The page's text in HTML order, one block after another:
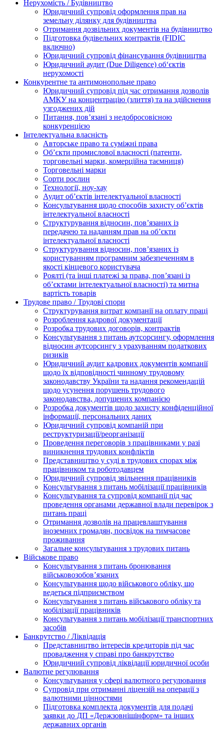
Нерухомість / Будівництво
Юридичний супровід оформлення прав на
земельну ділянку для будівництва
Отримання дозвільних документів на будівництво
Підготовка будівельних контрактів (FIDIC
включно)
Юридичний супровід фінансування будівництва
Юридичний аудит (Due Diligence) об‘єктів
нерухомості
Конкурентне та антимонопольне право
Юридичний супровід під час отримання дозволів
АМКУ на концентрацію (злиття) та на здійснення
узгоджених дій
Питання, пов’язані з недобросовісною
конкуренцією
Інтелектуальна власність
Авторське право та суміжні права
Oб’єкти промислової власності (патенти,
торговельні марки, комерційна таємниця)
Торговельні марки
Сорти рослин
Технології, ноу-хау
Аудит об’єктів інтелектуальної власності
Консультування щодо способів захисту об’єктів
інтелектуальної власності
Структурування відносин, пов’язаних із
передачею та наданням прав на об’єкти
інтелектуальної власності
Структурування відносин, пов’язаних із
користуванням програмним забезпеченням в
якості кінцевого користувача
Роялті (та інші платежі за права, пов’язані із
об’єктами інтелектуальної власності) та митна
вартість товарів
Трудове право / Трудові спори
Cтруктурування витрат компанії на оплату праці
Розроблення кадрової документації
Розробка трудових договорів, контрактів
Консультування з питань аутсорсингу, оформлення
відносин аутсорсингу з урахуванням податкових
ризиків
Юридичний аудит кадрових документів компанії
щодо їх відповідності чинному трудовому
законодавству України та надання рекомендацій
щодо усунення порушень трудового
законодавства, допущених компанією
Розробка документів щодо захисту конфіденційної
інформації, персональних даних
Юридичний супровід компаній при
реструктуризації/реорганізації
Проведення переговорів з працівниками у разі
виникнення трудових конфліктів
Представництво у суді в трудових спорах між
працівником та роботодавцем
Юридичний супровід звільнення працівників
Консультування з питань мобілізації працівників
Консультування та супровід компанії під час
проведення органами державної влади перевірок з
питань праці
Отримання дозволів на працевлаштування
іноземних громадян, посвідок на тимчасове
проживання
Загальне консультування з трудових питань
Військове право
Консультування з питань бронювання
військовозобов’язаних
Консультування щодо військового обліку, що
ведеться підприємством
Консультування з питань військового обліку та
мобілізації працівників
Консультування з питань мобілізації транспортних
засобів
Банкрутство / Ліквідація
Представництво інтересів кредиторів під час
провадження у справі про банкрутство
Юридичний супровід ліквідації юридичної особи
Валютне регулювання
Консультування у сфері валютного регулювання
Супровід при отриманні ліцензій на операції з
валютними цінностями
Підготовка комплекта документів для подачі
заявки до ДП «Держзовнішінформ» та інших
державних органів